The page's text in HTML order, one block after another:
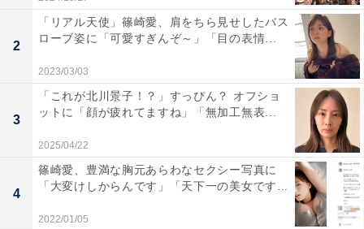
2
「リアル天使」篠崎愛、肩をちら見せしたバス
ローブ姿に「可愛すぎんぞ～」「目の表情...
2023/03/03
3
「これが北川景子！？」すっぴん？ オフショ
ットに「顔が疲れてますね」「無加工無表...
2025/04/22
4
篠崎愛、豊満な胸元あらわなセクシー写真に
「大変けしからんです」「天下一の美女です...
2022/01/05